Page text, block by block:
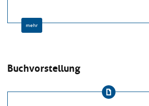
mehr
Buchvorstellung